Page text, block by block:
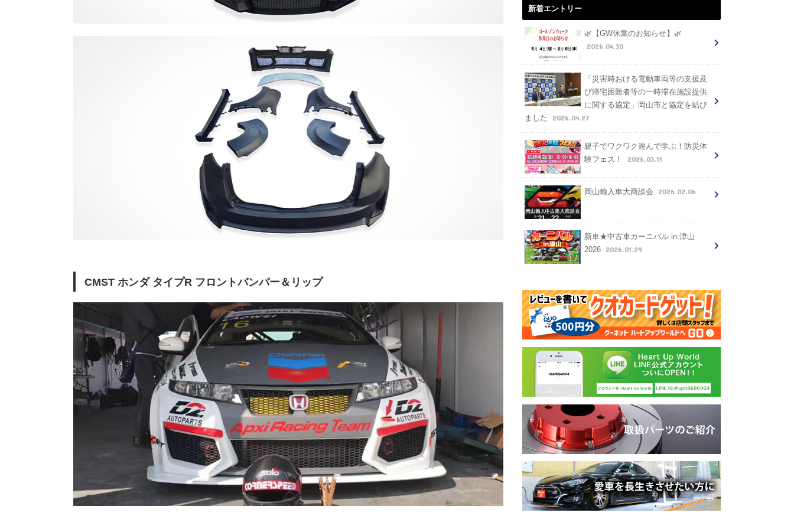
CMST ホンダ タイプR フロントバンパー＆リップ
新着エントリー
🌿【GW休業のお知らせ】🌿
2026.04.30
「災害時おける電動車両等の支援及
び帰宅困難者等の一時滞在施設提供
に関する協定」岡山市と協定を結び
ました
2026.04.27
親子でワクワク遊んで学ぶ！防災体
験フェス！
2026.03.11
岡山輸入車大商談会 2026.02.06
新車★中古車カーニバル in 津山
2026
2026.01.29